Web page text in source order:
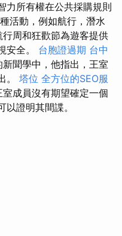
力所有權在公共採購規則
活動，例如航行，潛水
周和狂歡節為遊客提供
安全。 台胞證過期 台中
聞學中，他指出，王室
。 塔位 全方位的SEO服
室成員沒有期望確定一個
證明其間諜。